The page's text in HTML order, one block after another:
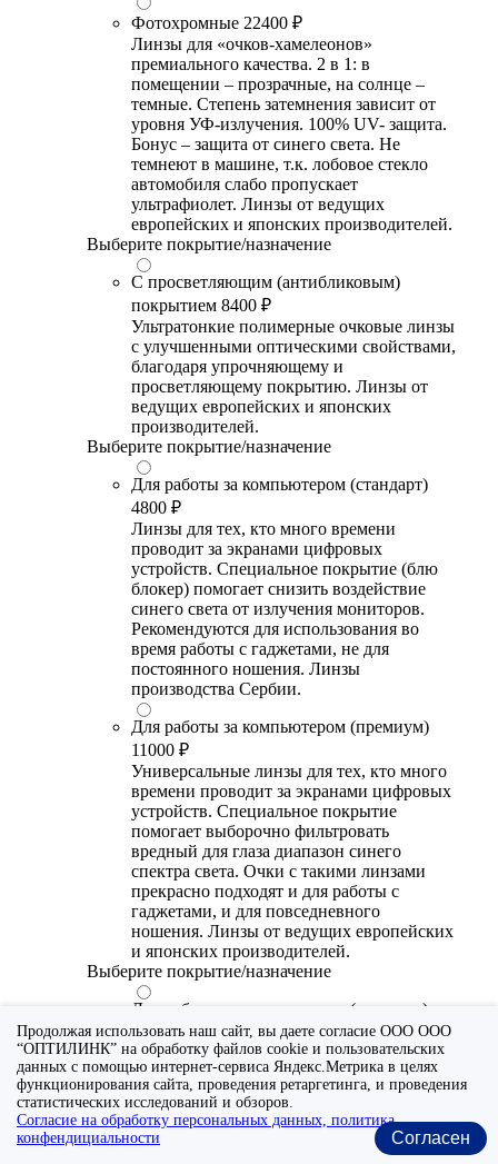
Фотохромные 22400 ₽
Линзы для «очков-хамелеонов»
премиального качества. 2 в 1: в
помещении – прозрачные, на солнце –
темные. Степень затемнения зависит от
уровня УФ-излучения. 100% UV- защита.
Бонус – защита от синего света. Не
темнеют в машине, т.к. лобовое стекло
автомобиля слабо пропускает
ультрафиолет. Линзы от ведущих
европейских и японских производителей.
Выберите покрытие/назначение
С просветляющим (антибликовым)
покрытием 8400 ₽
Ультратонкие полимерные очковые линзы
с улучшенными оптическими свойствами,
благодаря упрочняющему и
просветляющему покрытию. Линзы от
ведущих европейских и японских
производителей.
Выберите покрытие/назначение
Для работы за компьютером (стандарт)
4800 ₽
Линзы для тех, кто много времени
проводит за экранами цифровых
устройств. Специальное покрытие (блю
блокер) помогает снизить воздействие
синего света от излучения мониторов.
Рекомендуются для использования во
время работы с гаджетами, не для
постоянного ношения. Линзы
производства Сербии.
Для работы за компьютером (премиум)
11000 ₽
Универсальные линзы для тех, кто много
времени проводит за экранами цифровых
устройств. Специальное покрытие
помогает выборочно фильтровать
вредный для глаза диапазон синего
спектра света. Очки с такими линзами
прекрасно подходят и для работы с
гаджетами, и для повседневного
ношения. Линзы от ведущих европейских
и японских производителей.
Выберите покрытие/назначение
Для работы за компьютером (стандарт)
6700 ₽
Утонченные линзы для тех, кто много
времени проводит за экранами цифровых
устройств. Специальное покрытие (блю
блокер) помогает снизить воздействие
синего света от излучения мониторов.
Рекомендуются для использования во
Продолжая использовать наш сайт, вы даете согласие ООО ООО
“ОПТИЛИНК” на обработку файлов cookie и пользовательских
данных с помощью интернет-сервиса Яндекс.Метрика в целях
функционирования сайта, проведения ретаргетинга, и проведения
статистических исследований и обзоров.
Согласие на обработку персональных данных, политика
конфендициальности
Согласен